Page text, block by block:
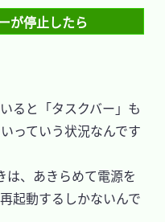
が停止したら
ると「タスクバー」も
っていう状況なんです
は、あきらめて電源を
起動するしかないんで